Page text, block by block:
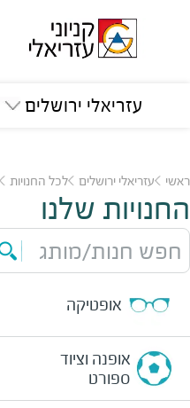
עזריאלי ירושלים
ראשי עזריאלי ירושלים לכל החנויות
החנויות שלנו
חפש חנות/מותג
אופטיקה
אופנה וציוד
ספורט